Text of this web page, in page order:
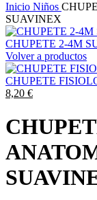
Inicio Niños
SUAVINEX
CHUPETE 2-4M
Volver a productos
CHUPETE
8,20 €El
actual
es: